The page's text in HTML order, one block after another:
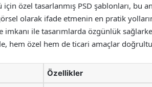
özel tasarlanmış PSD şablonları, bu
olarak ifade etmenin en pratik
imkanı ile tasarımlarda özgünlük
hem özel hem de ticari amaçlar
Özellikler